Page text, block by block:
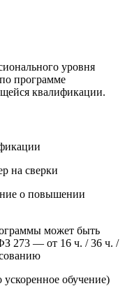
уровня
программе
квалификации.
на сверки
о повышении
может быть
273 — от 16 ч. / 36 ч. /
обучение)